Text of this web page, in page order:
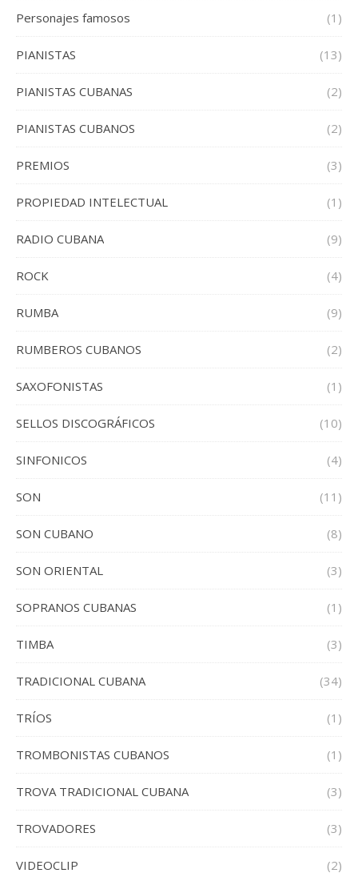
Personajes famosos (1)
PIANISTAS (13)
PIANISTAS CUBANAS (2)
PIANISTAS CUBANOS (2)
PREMIOS (3)
PROPIEDAD INTELECTUAL (1)
RADIO CUBANA (9)
ROCK (4)
RUMBA (9)
RUMBEROS CUBANOS (2)
SAXOFONISTAS (1)
SELLOS DISCOGRÁFICOS (10)
SINFONICOS (4)
SON (11)
SON CUBANO (8)
SON ORIENTAL (3)
SOPRANOS CUBANAS (1)
TIMBA (3)
TRADICIONAL CUBANA (34)
TRÍOS (1)
TROMBONISTAS CUBANOS (1)
TROVA TRADICIONAL CUBANA (3)
TROVADORES (3)
VIDEOCLIP (2)